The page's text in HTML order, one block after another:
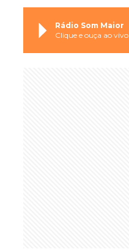
Rádio Som Maior
Clique e ouça ao vivo